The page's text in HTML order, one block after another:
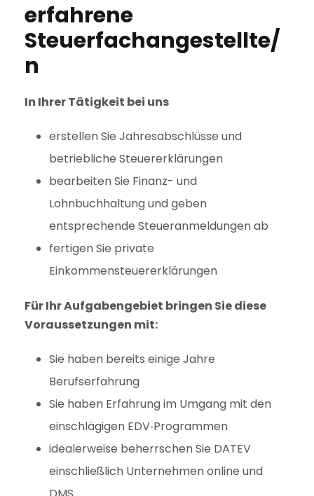
erfahrene
Steuerfachangestellte/
n
In Ihrer Tätigkeit bei uns
erstellen Sie Jahresabschlüsse und
betriebliche Steuererklärungen
bearbeiten Sie Finanz- und
Lohnbuchhaltung und geben
entsprechende Steueranmeldungen ab
fertigen Sie private
Einkommensteuererklärungen
Für Ihr Aufgabengebiet bringen Sie diese
Voraussetzungen mit:
Sie haben bereits einige Jahre
Berufserfahrung
Sie haben Erfahrung im Umgang mit den
einschlägigen EDV‐Programmen
idealerweise beherrschen Sie DATEV
einschließlich Unternehmen online und